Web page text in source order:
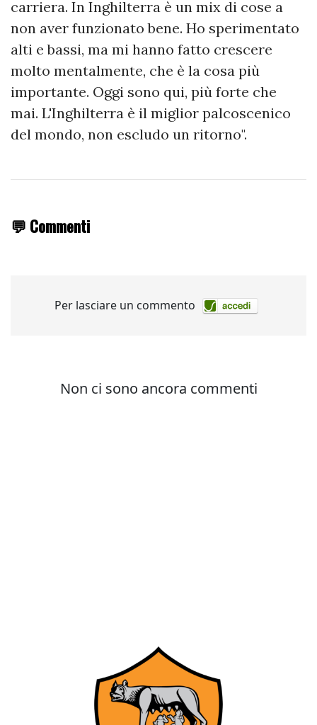
carriera. In Inghilterra è un mix di cose a
non aver funzionato bene. Ho sperimentato
alti e bassi, ma mi hanno fatto crescere
molto mentalmente, che è la cosa più
importante. Oggi sono qui, più forte che
mai. L'Inghilterra è il miglior palcoscenico
del mondo, non escludo un ritorno".
💬 Commenti